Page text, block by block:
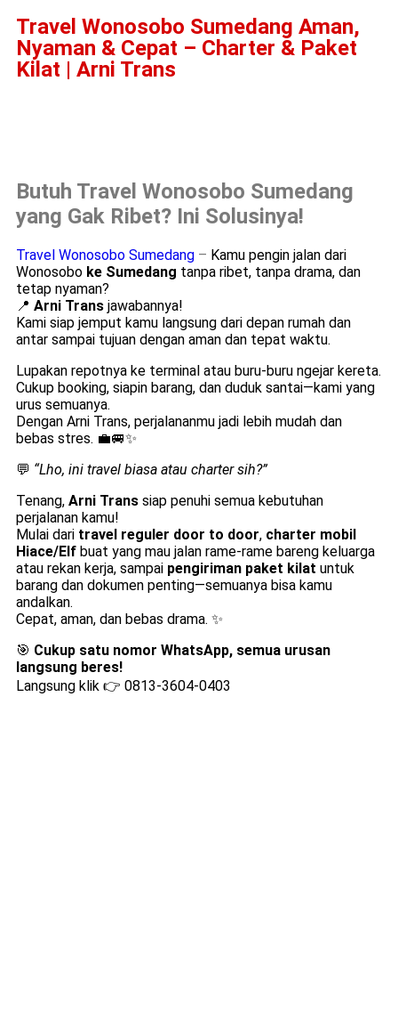
Travel Wonosobo Sumedang Aman,
Nyaman & Cepat – Charter & Paket
Kilat | Arni Trans
Butuh Travel Wonosobo Sumedang
yang Gak Ribet? Ini Solusinya!
Travel Wonosobo Sumedang – Kamu pengin jalan dari
Wonosobo ke Sumedang tanpa ribet, tanpa drama, dan
tetap nyaman?
📍 Arni Trans jawabannya!
Kami siap jemput kamu langsung dari depan rumah dan
antar sampai tujuan dengan aman dan tepat waktu.
Lupakan repotnya ke terminal atau buru-buru ngejar kereta.
Cukup booking, siapin barang, dan duduk santai—kami yang
urus semuanya.
Dengan Arni Trans, perjalananmu jadi lebih mudah dan
bebas stres. 💼🚐✨
💬 “Lho, ini travel biasa atau charter sih?”
Tenang, Arni Trans siap penuhi semua kebutuhan
perjalanan kamu!
Mulai dari travel reguler door to door, charter mobil
Hiace/Elf buat yang mau jalan rame-rame bareng keluarga
atau rekan kerja, sampai pengiriman paket kilat untuk
barang dan dokumen penting—semuanya bisa kamu
andalkan.
Cepat, aman, dan bebas drama. ✨
🎯 Cukup satu nomor WhatsApp, semua urusan
langsung beres!
Langsung klik 👉 0813-3604-0403